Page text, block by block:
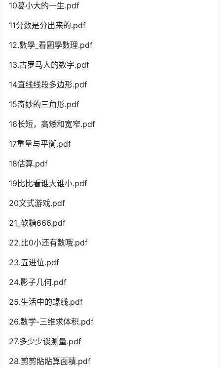
10葛小大的一生.pdf
11分数是分出来的.pdf
12.數學_看圖學數理.pdf
13.古罗马人的数字.pdf
14直线线段多边形.pdf
15奇妙的三角形.pdf
16长短，高矮和宽窄.pdf
17重量与平衡.pdf
18估算.pdf
19比比看谁大谁小.pdf
20文式游戏.pdf
21_软糖666.pdf
22.比0小还有数哦.pdf
23.五进位.pdf
24.影子几何.pdf
25.生活中的螺线.pdf
26.数学-三维求体积.pdf
27.多少少谈测量.pdf
28.剪剪貼貼算面積.pdf